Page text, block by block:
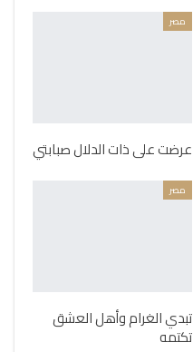
مصر
عرضت على ذات الدلال صبابتي
مصر
تبدي الغرام وأهل العشق
تكتمه